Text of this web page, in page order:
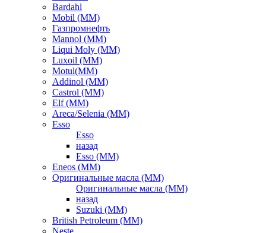
Bardahl
Mobil (ММ)
Газпромнефть
Mannol (ММ)
Liqui Moly (ММ)
Luxoil (ММ)
Motul(ММ)
Addinol (ММ)
Castrol (ММ)
Elf (ММ)
Areca/Selenia (ММ)
Esso
Esso
назад
Esso (ММ)
Eneos (ММ)
Оригинальные масла (ММ)
Оригинальные масла (ММ)
назад
Suzuki (ММ)
British Petroleum (ММ)
Neste